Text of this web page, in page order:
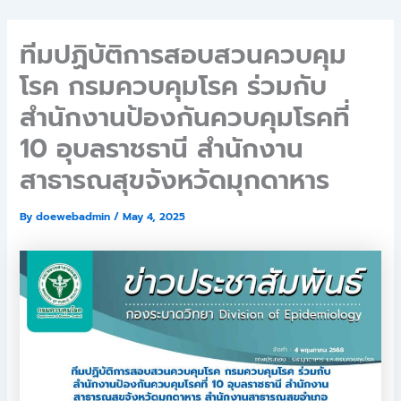
contentทีมปฏิบัติการสอบสวนควบคุม
โรค กรมควบคุมโรค ร่วมกับ
สำนักงานป้องกันควบคุมโรคที่
10 อุบลราชธานี สำนักงาน
สาธารณสุขจังหวัดมุกดาหาร
Bydoewebadmin/May 4, 2025